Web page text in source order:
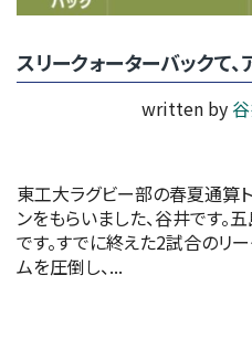
スリークォーターバックて
written by
東工大ラグビー部の春夏通算
ンをもらいました、谷井です
です。すでに終えた2試合のリ
ムを圧倒し、...